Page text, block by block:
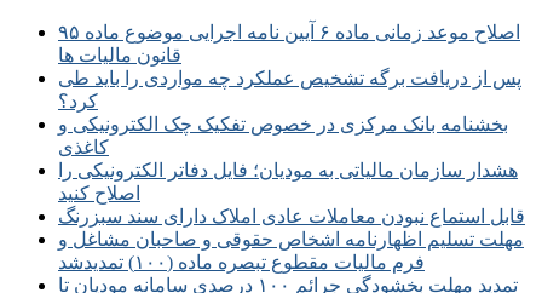
اصلاح موعد زمانی ماده ۶ آیین نامه اجرایی موضوع ماده ۹۵
قانون مالیات ها
پس از دریافت برگه تشخیص عملکرد چه مواردی را باید طی
کرد؟
بخشنامه بانک مرکزی در خصوص تفکیک چک الکترونیکی و
کاغذی
هشدار سازمان مالیاتی به مودیان؛ فایل دفاتر الکترونیکی را
اصلاح کنید
قابل استماع نبودن معاملات عادی املاک دارای سند سبزرنگ
مهلت تسلیم اظهارنامه اشخاص حقوقی و صاحبان مشاغل و
فرم مالیات مقطوع تبصره ماده (۱۰۰) تمدیدشد
تمدید مهلت بخشودگی جرائم ۱۰۰ درصدی سامانه مودیان تا